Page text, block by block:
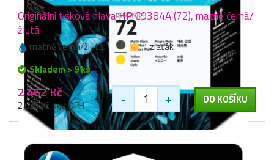
Originální tisková hlava HP C9384A (72), matně černá/
žlutá
matně černá/žlutá
1 zlaťák
Skladem > 9 ks
2 462 Kč
2 035 Kč bez DPH - + DO KOŠÍKU